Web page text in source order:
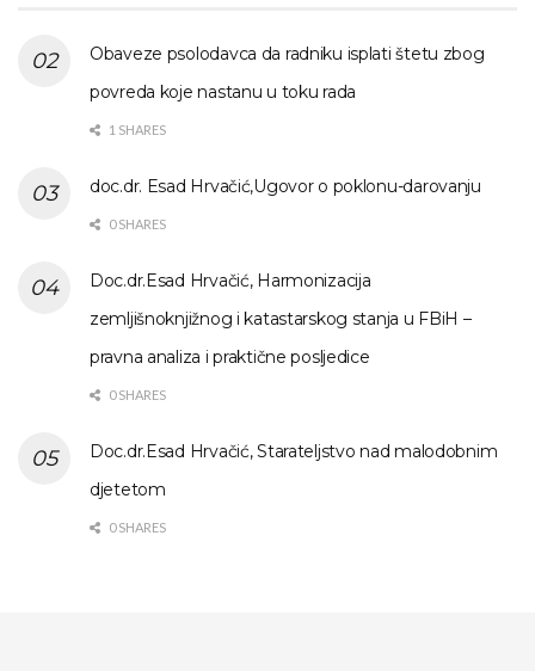
Obaveze psolodavca da radniku isplati štetu zbog
povreda koje nastanu u toku rada
1 SHARES
doc.dr. Esad Hrvačić,Ugovor o poklonu-darovanju
0 SHARES
Doc.dr.Esad Hrvačić, Harmonizacija
zemljišnoknjižnog i katastarskog stanja u FBiH –
pravna analiza i praktične posljedice
0 SHARES
Doc.dr.Esad Hrvačić, Starateljstvo nad malodobnim
djetetom
0 SHARES